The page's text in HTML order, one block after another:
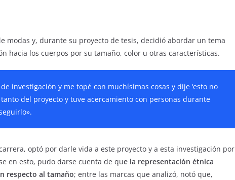
modas y, durante su proyecto de tesis, decidió abordar un tema
hacia los cuerpos por su tamaño, color u otras características.
investigación y me topé con muchísimas cosas y dije ‘esto no
del proyecto y tuve acercamiento con personas durante
optó por darle vida a este proyecto y a esta investigación por
en esto, pudo darse cuenta de que la representación étnica
respecto al tamaño; entre las marcas que analizó, notó que,